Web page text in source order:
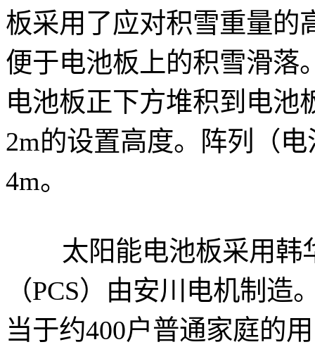
板采用了应对积雪重量的
便于电池板上的积雪滑落
电池板正下方堆积到电池
2m的设置高度。阵列（
4m。
太阳能电池板采用韩
（PCS）由安川电机制
当于约400户普通家庭的